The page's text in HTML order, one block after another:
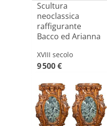
Scultura
neoclassica
raffigurante
Bacco ed Arianna
XVIII secolo
9 500 €